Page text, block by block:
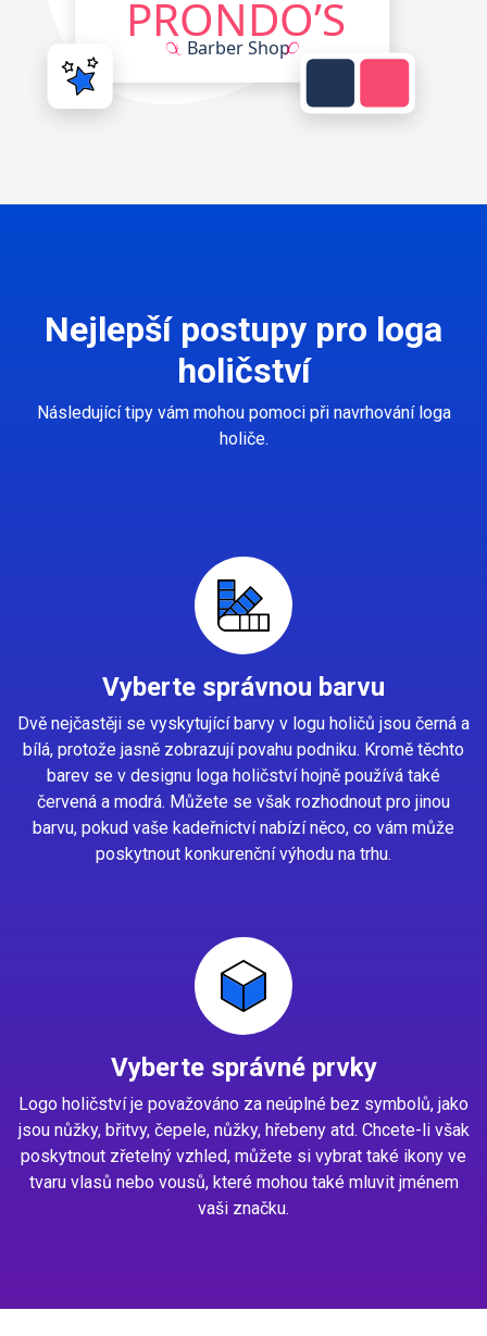
Nejlepší postupy pro loga
holičství
Následující tipy vám mohou pomoci při navrhování loga
holiče.
Vyberte správnou barvu
Dvě nejčastěji se vyskytující barvy v logu holičů jsou černá a
bílá, protože jasně zobrazují povahu podniku. Kromě těchto
barev se v designu loga holičství hojně používá také
červená a modrá. Můžete se však rozhodnout pro jinou
barvu, pokud vaše kadeřnictví nabízí něco, co vám může
poskytnout konkurenční výhodu na trhu.
Vyberte správné prvky
Logo holičství je považováno za neúplné bez symbolů, jako
jsou nůžky, břitvy, čepele, nůžky, hřebeny atd. Chcete-li však
poskytnout zřetelný vzhled, můžete si vybrat také ikony ve
tvaru vlasů nebo vousů, které mohou také mluvit jménem
vaši značku.